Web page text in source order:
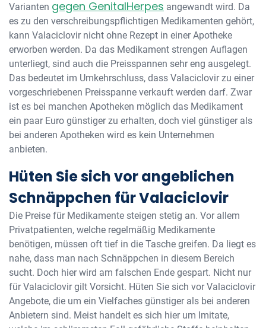
Varianten gegen GenitalHerpes angewandt wird. Da
es zu den verschreibungspflichtigen Medikamenten gehört,
kann Valaciclovir nicht ohne Rezept in einer Apotheke
erworben werden. Da das Medikament strengen Auflagen
unterliegt, sind auch die Preisspannen sehr eng ausgelegt.
Das bedeutet im Umkehrschluss, dass Valaciclovir zu einer
vorgeschriebenen Preisspanne verkauft werden darf. Zwar
ist es bei manchen Apotheken möglich das Medikament
ein paar Euro günstiger zu erhalten, doch viel günstiger als
bei anderen Apotheken wird es kein Unternehmen
anbieten.
Hüten Sie sich vor angeblichen
Schnäppchen für Valaciclovir
Die Preise für Medikamente steigen stetig an. Vor allem
Privatpatienten, welche regelmäßig Medikamente
benötigen, müssen oft tief in die Tasche greifen. Da liegt es
nahe, dass man nach Schnäppchen in diesem Bereich
sucht. Doch hier wird am falschen Ende gespart. Nicht nur
für Valaciclovir gilt Vorsicht. Hüten Sie sich vor Valaciclovir
Angebote, die um ein Vielfaches günstiger als bei anderen
Anbietern sind. Meist handelt es sich hier um Imitate,